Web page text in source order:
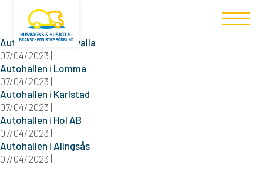
Filtered (5)
Autohallen i Uddevalla
07/04/2023 |
Autohallen i Lomma
07/04/2023 |
Autohallen i Karlstad
07/04/2023 |
Autohallen i Hol AB
07/04/2023 |
Autohallen i Alingsås
07/04/2023 |